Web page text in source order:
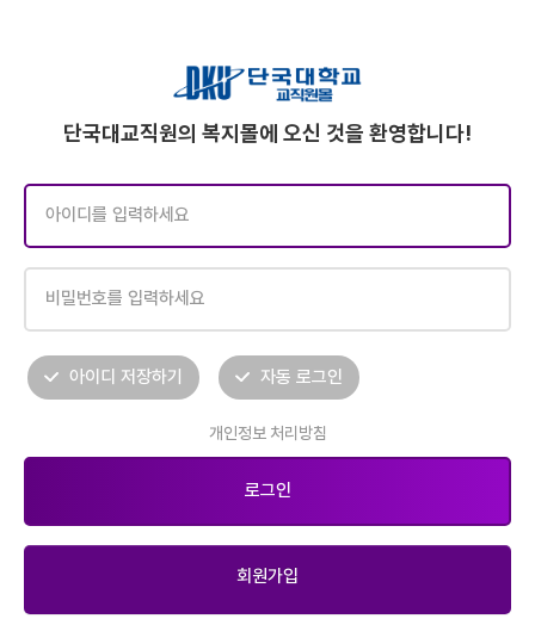
단국대교직원의 복지몰에 오신 것을 환영합니다!
아이디 저장하기 자동 로그인
개인정보 처리방침
회원가입